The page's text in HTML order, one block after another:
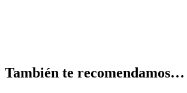
También te recomendamos…